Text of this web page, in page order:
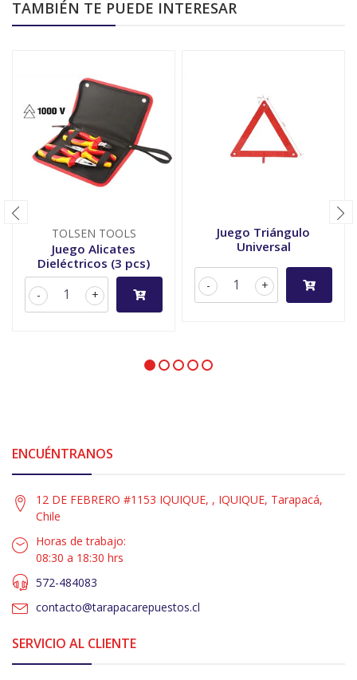
TAMBIÉN TE PUEDE INTERESAR
TOLSEN TOOLS
Juego Alicates
Dieléctricos (3 pcs)
+
-
Juego Triángulo
Universal
+
-
ENCUÉNTRANOS
12 DE FEBRERO #1153 IQUIQUE, , IQUIQUE, Tarapacá,
Chile
Horas de trabajo:
08:30 a 18:30 hrs
572-484083
contacto@tarapacarepuestos.cl
SERVICIO AL CLIENTE